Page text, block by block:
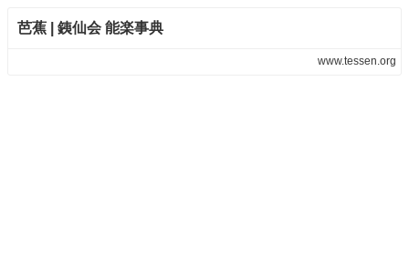
芭蕉 | 銕仙会 能楽事典
www.tessen.org